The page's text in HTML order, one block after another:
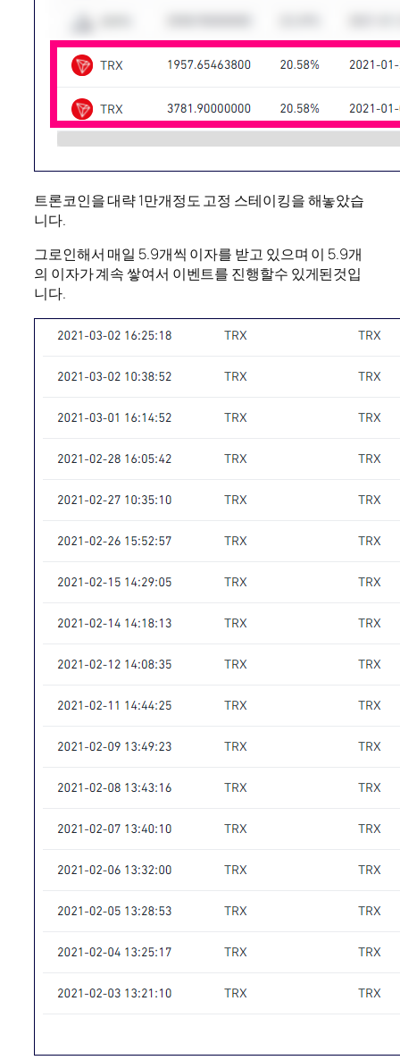
트론코인을 대략 1만개정도 고정 스테이킹을 해놓았습
니다.
그로인해서 매일 5.9개씩 이자를 받고 있으며 이 5.9개
의 이자가 계속 쌓여서 이벤트를 진행할수 있게된것입
니다.